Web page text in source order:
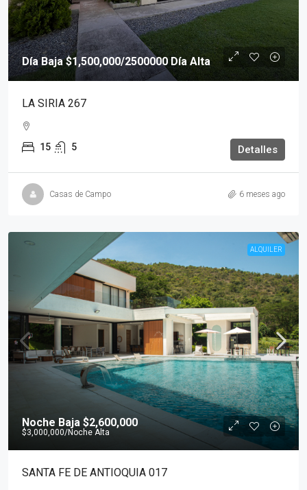
Día Baja$1,500,000/2500000 Día Alta
LA SIRIA 267
15 5 Detalles
Casas de Campo 6 meses ago
ALQUILER
Noche Baja $2,600,000
$3,000,000/Noche Alta
SANTA FE DE ANTIOQUIA 017